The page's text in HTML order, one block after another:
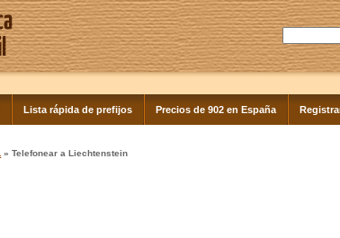
Lista rápida de prefijos Precios de 902 en España
» Telefonear a Liechtenstein